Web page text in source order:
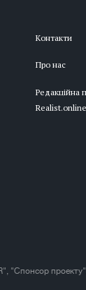
Контакти
Про нас
Редакційна
Realist.online
"Спонсор